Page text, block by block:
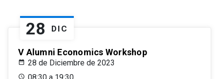
28 DIC
V Alumni Economics Workshop
28 de Diciembre de 2023